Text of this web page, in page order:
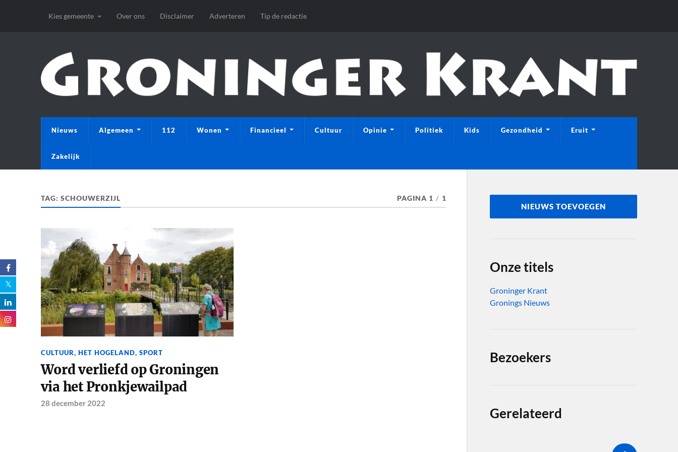
Kies gemeente Over ons Disclaimer Adverteren Tip de redactie
Nieuws Algemeen 112 Wonen Financieel Cultuur Opinie Politiek Kids Gezondheid Eruit
Zakelijk
TAG: SCHOUWERZIJL PAGINA 1 / 1
CULTUUR, HET HOGELAND, SPORT
Word verliefd op Groningen
via het Pronkjewailpad
28 december 2022
NIEUWS TOEVOEGEN
Onze titels
Groninger Krant
Gronings Nieuws
Bezoekers
Gerelateerd